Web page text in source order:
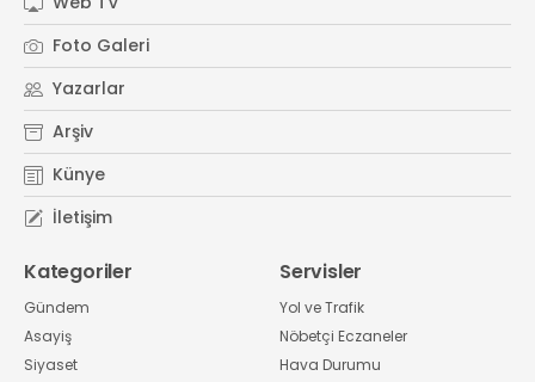
Foto Galeri
Yazarlar
Arşiv
Künye
İletişim
Kategoriler
Gündem
Asayiş
Siyaset
Servisler
Yol ve Trafik
Nöbetçi Eczaneler
Hava Durumu